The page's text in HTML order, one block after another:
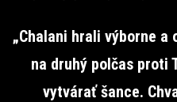
„Chalani hrali výborne
na druhý polčas proti
vytvárať šance.